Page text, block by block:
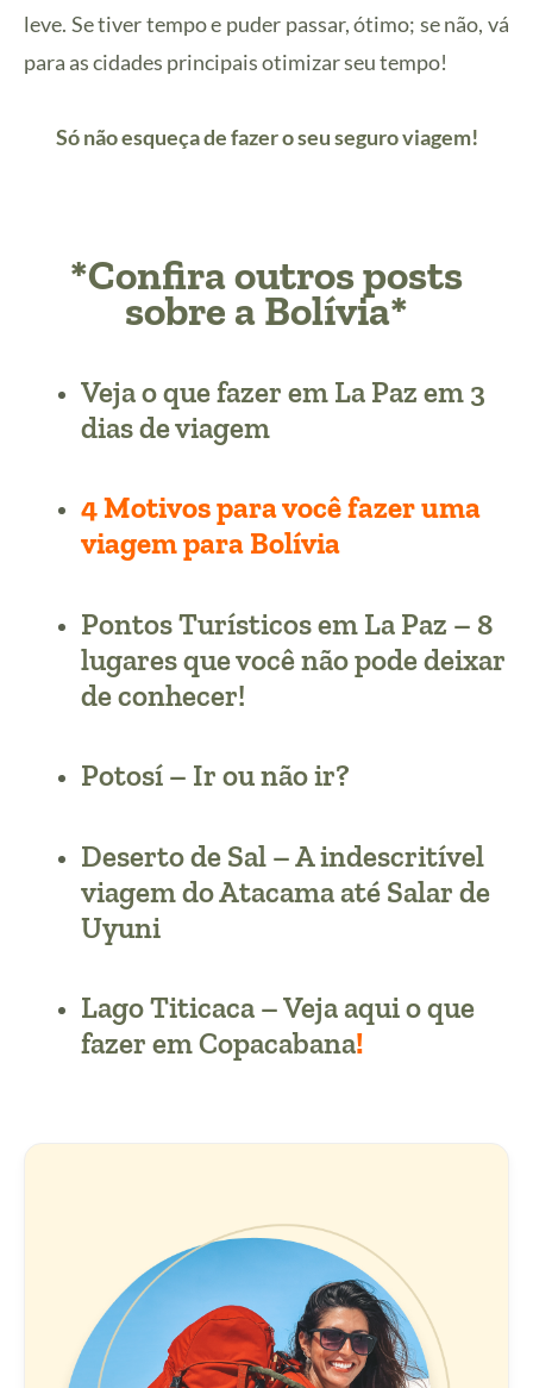
leve. Se tiver tempo e puder passar, ótimo; se não, vá
para as cidades principais otimizar seu tempo!
Só não esqueça de fazer o seu seguro viagem!
*Confira outros posts
sobre a Bolívia*
Veja o que fazer em La Paz em 3
dias de viagem
4 Motivos para você fazer uma
viagem para Bolívia
Pontos Turísticos em La Paz – 8
lugares que você não pode deixar
de conhecer!
Potosí – Ir ou não ir?
Deserto de Sal – A indescritível
viagem do Atacama até Salar de
Uyuni
Lago Titicaca – Veja aqui o que
fazer em Copacabana!